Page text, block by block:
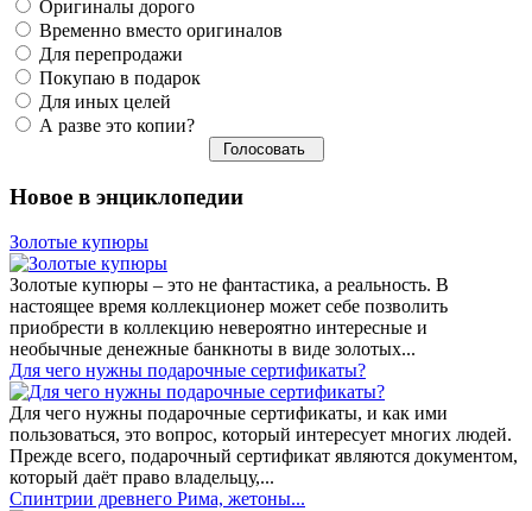
Оригиналы дорого
Временно вместо оригиналов
Для перепродажи
Покупаю в подарок
Для иных целей
А разве это копии?
Новое в энциклопедии
Золотые купюры
Золотые купюры – это не фантастика, а реальность. В
настоящее время коллекционер может себе позволить
приобрести в коллекцию невероятно интересные и
необычные денежные банкноты в виде золотых...
​Для чего нужны подарочные сертификаты?
Для чего нужны подарочные сертификаты, и как ими
пользоваться, это вопрос, который интересует многих людей.
Прежде всего, подарочный сертификат являются документом,
который даёт право владельцу,...
Спинтрии древнего Рима, жетоны...